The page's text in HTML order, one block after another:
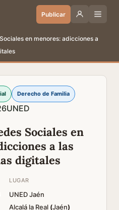
Publicar
en menores: adicciones a
Derecho de Familia
UNED
Sociales en
a las
digitales
LUGAR
UNED Jaén
Alcalá la Real (Jaén)